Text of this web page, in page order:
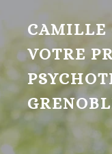
CAMILLE
VOTRE